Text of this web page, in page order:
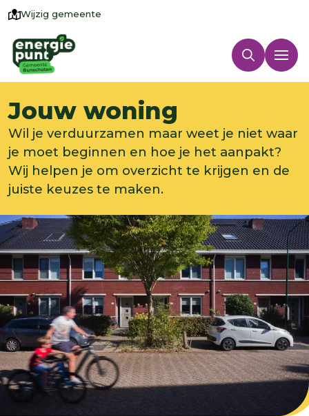
Wijzig gemeente
Jouw woning
Wil je verduurzamen maar weet je niet waar
je moet beginnen en hoe je het aanpakt?
Wij helpen je om overzicht te krijgen en de
juiste keuzes te maken.